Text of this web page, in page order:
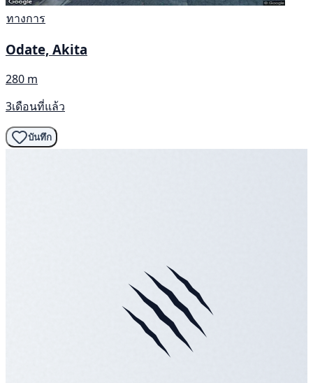
ทางการ
Odate, Akita
280 m
3เดือนที่แล้ว
บันทึก